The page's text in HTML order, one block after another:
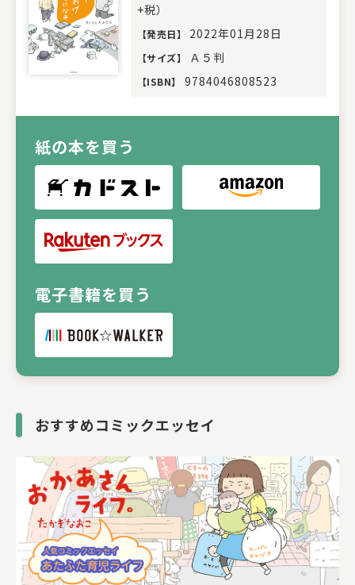
+税）
【発売日】 2022年01月28日
【サイズ】 Ａ５判
【ISBN】 9784046808523
紙の本を買う
電子書籍を買う
おすすめコミックエッセイ